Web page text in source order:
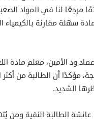
مرجعًا لنا في المواد
سهلة مقارنة بالكيمياء
ود الأمين، معلم مادة
مؤكدًا أن الطالبة من
الشديد.
الطالبة النقية ومن